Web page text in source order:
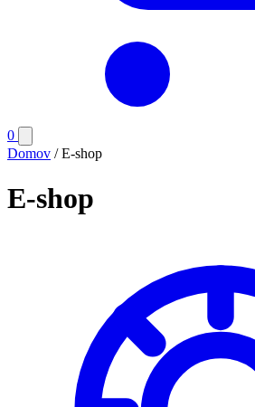
0Počet
položiek
0
menu
Domov / E-shop
E-shop